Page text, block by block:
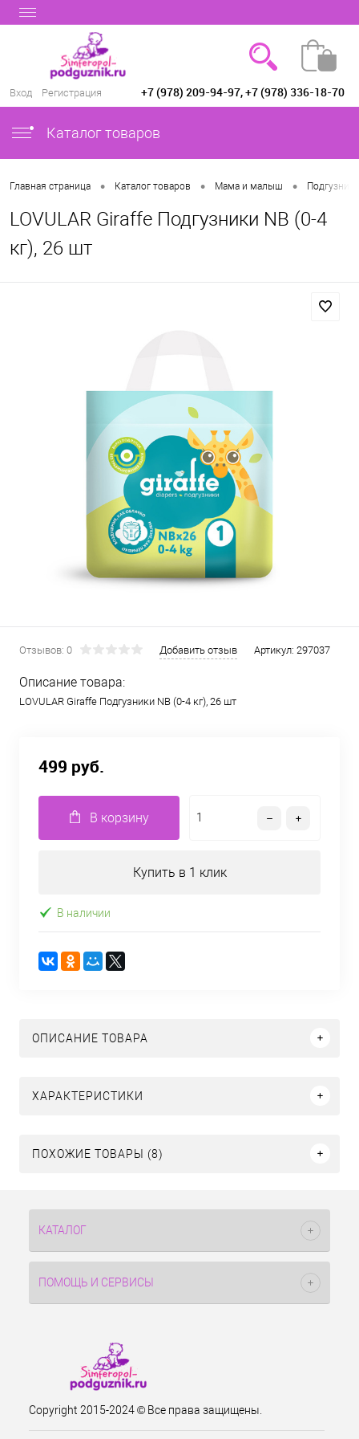
Вход Регистрация +7 (978) 209-94-97, +7 (978) 336-18-70
Каталог товаров
Главная страница • Каталог товаров • Мама и малыш •
LOVULAR Giraffe Подгузники NB (0-4
кг), 26 шт
Отзывов: 0 Добавить отзыв Артикул: 297037
Описание товара:
LOVULAR Giraffe Подгузники NB (0-4 кг), 26 шт
499 руб.
В корзину
Купить в 1 клик
В наличии
ОПИСАНИЕ ТОВАРА
ХАРАКТЕРИСТИКИ
ПОХОЖИЕ ТОВАРЫ (8)
КАТАЛОГ
ПОМОЩЬ И СЕРВИСЫ
Copyright 2015-2024 © Все права защищены.